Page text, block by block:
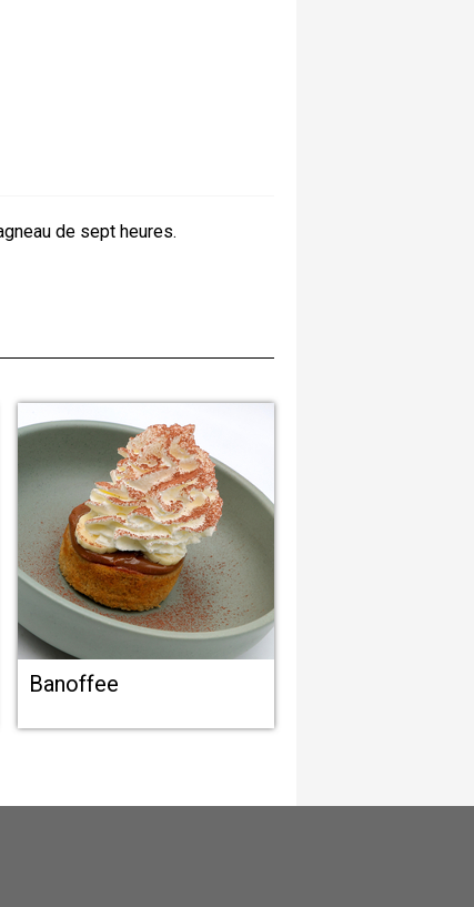
de sept heures.
Banoffee